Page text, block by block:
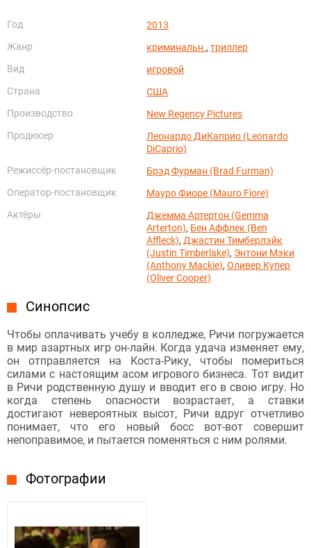
Год
2013
Жанр
криминальн.,триллер
Вид
игровой
Страна
США
Производство
New Regency Pictures
Продюсер
Леонардо ДиКаприо (Leonardo
DiCaprio)
Режиссёр-постановщик
Брэд Фурман (Brad Furman)
Оператор-постановщик
Мауро Фиоре (Mauro Fiore)
Актёры
Джемма Артертон (Gemma
Arterton), Бен Аффлек (Ben
Affleck), Джастин Тимберлэйк
(Justin Timberlake), Энтони Мэки
(Anthony Mackie),Оливер Купер
(Oliver Cooper)
Синопсис
Чтобы оплачивать учебу в колледже, Ричи погружается
в мир азартных игр он-лайн. Когда удача изменяет ему,
он отправляется на Коста-Рику, чтобы помериться
силами с настоящим асом игрового бизнеса. Тот видит
в Ричи родственную душу и вводит его в свою игру. Но
когда степень опасности возрастает, а ставки
достигают невероятных высот, Ричи вдруг отчетливо
понимает, что его новый босс вот-вот совершит
непоправимое, и пытается поменяться с ним ролями.
Фотографии